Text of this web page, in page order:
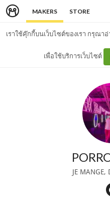
MAKERS STORE
เราใช้คุ๊กกี้บนเว็บไซต์ของเรา กรุณา
เพื่อใช้บริการเว็บไซต์
JE MANGE,